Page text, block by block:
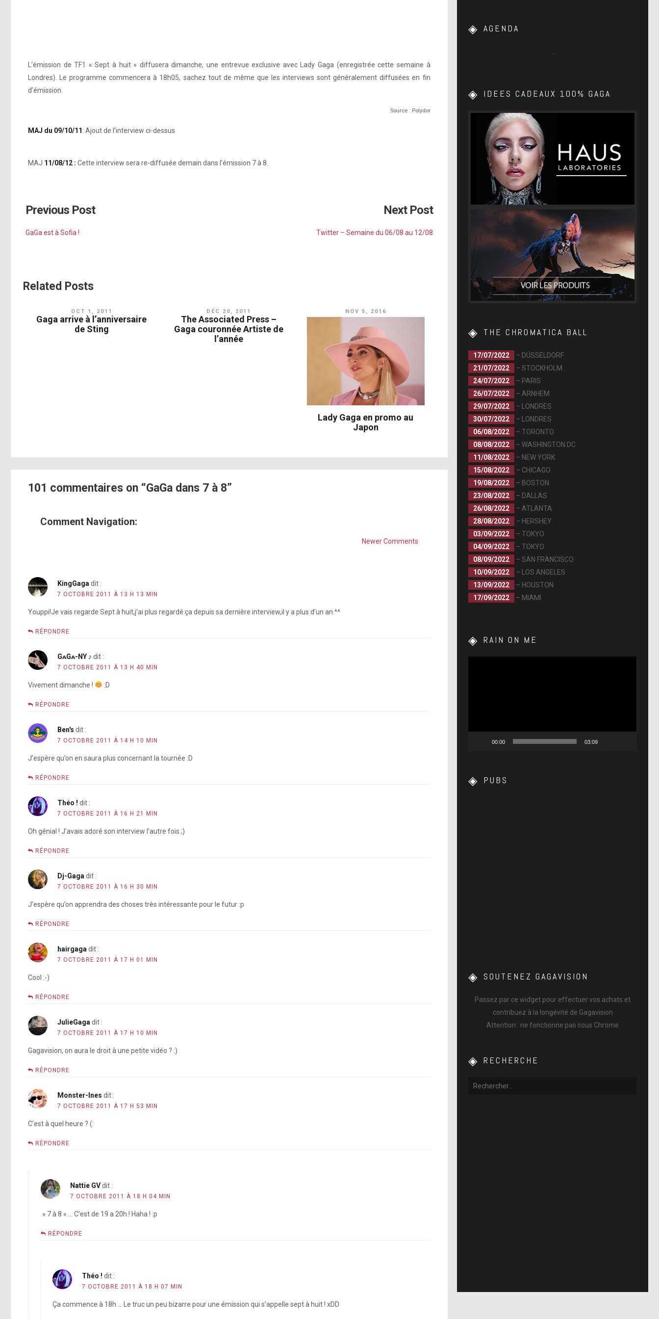
L’émission de TF1 « Sept à huit » diffusera dimanche, une entrevue exclusive avec Lady Gaga (enregistrée cette semaine à
Londres). Le programme commencera à 18h05, sachez tout de même que les interviews sont généralement diffusées en fin
d’émission.
Source : Polydor
MAJ du 09/10/11: Ajout de l’interview ci-dessus
MAJ 11/08/12 : Cette interview sera re-diffusée demain dans l’émission 7 à 8.
Previous Post
GaGa est à Sofia !
Next Post
Twitter – Semaine du 06/08 au 12/08
Related Posts
OCT 1, 2011
Gaga arrive à l’anniversaire
de Sting
DÉC 20, 2011
The Associated Press –
Gaga couronnée Artiste de
l’année
NOV 5, 2016
Lady Gaga en promo au
Japon
101 commentaires on “GaGa dans 7 à 8”
Comment Navigation:
Newer Comments
KingGaga dit :
7 OCTOBRE 2011 À 13 H 13 MIN
Youppi!Je vais regarde Sept à huit,j’ai plus regardé ça depuis sa dernière interview,il y a plus d’un an.^^
RÉPONDRE
GᴀGᴀ-NY ♪ dit :
7 OCTOBRE 2011 À 13 H 40 MIN
Vivement dimanche ! :D
RÉPONDRE
Ben's dit :
7 OCTOBRE 2011 À 14 H 10 MIN
J’espère qu’on en saura plus concernant la tournée :D
RÉPONDRE
Théo ! dit :
7 OCTOBRE 2011 À 16 H 21 MIN
Oh génial ! J’avais adoré son interview l’autre fois ;)
RÉPONDRE
Dj-Gaga dit :
7 OCTOBRE 2011 À 16 H 30 MIN
J’espère qu’on apprendra des choses très intéressante pour le futur :p
RÉPONDRE
hairgaga dit :
7 OCTOBRE 2011 À 17 H 01 MIN
Cool :-)
RÉPONDRE
JulieGaga dit :
7 OCTOBRE 2011 À 17 H 10 MIN
Gagavision, on aura le droit à une petite vidéo ? :)
RÉPONDRE
Monster-Ines dit :
7 OCTOBRE 2011 À 17 H 53 MIN
C’est à quel heure ? (:
RÉPONDRE
Nattie GV dit :
7 OCTOBRE 2011 À 18 H 04 MIN
» 7 à 8 « … C’est de 19 a 20h ! Haha ! :p
RÉPONDRE
Théo ! dit :
7 OCTOBRE 2011 À 18 H 07 MIN
Ça commence à 18h … Le truc un peu bizarre pour une émission qui s’appelle sept à huit ! xDD
AGENDA
IDEES CADEAUX 100% GAGA
THE CHROMATICA BALL
17/07/2022
– DÜSSELDORF
21/07/2022
– STOCKHOLM
24/07/2022
– PARIS
26/07/2022
– ARNHEM
29/07/2022
– LONDRES
30/07/2022
– LONDRES
06/08/2022
– TORONTO
08/08/2022
– WASHINGTON DC
11/08/2022
– NEW YORK
15/08/2022
– CHICAGO
19/08/2022
– BOSTON
23/08/2022
– DALLAS
26/08/2022
– ATLANTA
28/08/2022
– HERSHEY
03/09/2022
– TOKYO
04/09/2022
– TOKYO
08/09/2022
– SAN FRANCISCO
10/09/2022
– LOS ANGELES
13/09/2022
– HOUSTON
17/09/2022
– MIAMI
RAIN ON ME
00:00 03:09
PUBS
SOUTENEZ GAGAVISION
Passez par ce widget pour effectuer vos achats et
contribuez à la longévité de Gagavision
Attention : ne fonctionne pas sous Chrome
RECHERCHE